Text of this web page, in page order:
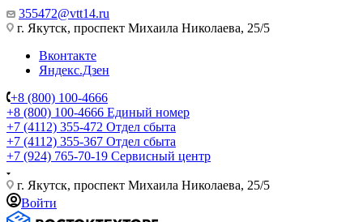
355472@vtt14.ru
г. Якутск, проспект Михаила Николаева, 25/5
Вконтакте
Яндекс.Дзен
+8 (800) 100-4666
+8 (800) 100-4666 Единый номер
+7 (4112) 355-472 Отдел сбыта
+7 (4112) 355-367 Отдел сбыта
+7 (924) 765-70-19 Сервисный центр
г. Якутск, проспект Михаила Николаева, 25/5
Войти